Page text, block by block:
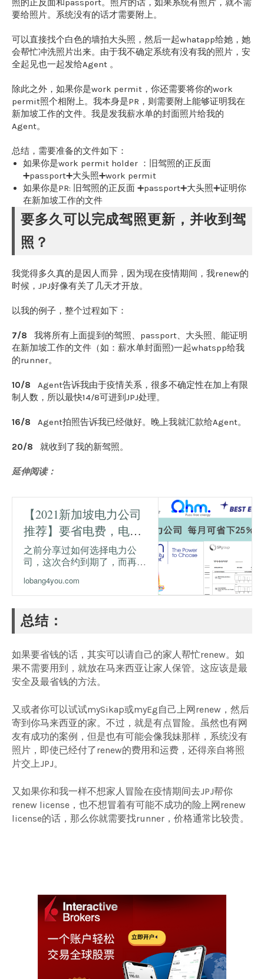
照的正反面和passport。照片的话，如果系统有照片，就不需
要给照片。系统没有的话才需要附上。
可以直接找个白色的墙拍大头照，然后一起whatapp给她，她
会帮忙冲洗照片出来。由于我不确定系统有没有我的照片，安
全起见也一起发给Agent 。
除此之外，如果你是work permit，你还需要将你的work
permit照个相附上。我本身是PR，则需要附上能够证明我在
新加坡工作的文件。我是发我薪水单的封面照片给我的
Agent。
总结，需要准备的文件如下：
如果你是work permit holder ：旧驾照的正反面
➕passport➕大头照➕work permit
如果你是PR: 旧驾照的正反面 ➕passport➕大头照➕证明你
在新加坡工作的文件
要多久可以完成驾照更新，并收到驾
照？
我觉得多久真的是因人而异，因为现在疫情期间，我renew的
时候，JPJ好像有关了几天才开放。
以我的例子，整个过程如下：
7/8 我将所有上面提到的驾照、passport、大头照、能证明
在新加坡工作的文件（如：薪水单封面照)一起whatspp给我
的runner。
10/8 Agent告诉我由于疫情关系，很多不确定性在加上有限
制人数，所以最快14/8可进到JPJ处理。
16/8 Agent拍照告诉我已经做好。晚上我就汇款给Agent。
20/8 就收到了我的新驾照。
延伸阅读：
【2021新加坡电力公司
推荐】要省电费，电力
公司该怎么选？哪家便
宜？
之前分享过如何选择电力公
司，这次合约到期了，而再次
的选择是不续约，因为OHM
给的优惠不太好。就好像换电
REVIEW 看哪家可以提供更
lobang4you.com
总结：
如果要省钱的话，其实可以请自己的家人帮忙renew。如
果不需要用到，就放在马来西亚让家人保管。这应该是最
安全及最省钱的方法。
又或者你可以试试mySikap或myEg自己上网renew，然后
寄到你马来西亚的家。不过，就是有点冒险。虽然也有网
友有成功的案例，但是也有可能会像我妹那样，系统没有
照片，即使已经付了renew的费用和运费，还得亲自将照
片交上JPJ。
又如果你和我一样不想家人冒险在疫情期间去JPJ帮你
renew license，也不想冒着有可能不成功的险上网renew
license的话，那么你就需要找runner，价格通常比较贵。